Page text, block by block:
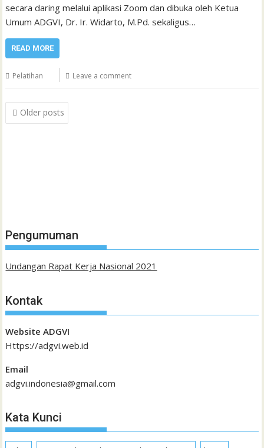
secara daring melalui aplikasi Zoom dan dibuka oleh Ketua
Umum ADGVI, Dr. Ir. Widarto, M.Pd. sekaligus…
READ MORE
Pelatihan Leave a comment
Posts
navigation
Older posts
Pengumuman
Undangan Rapat Kerja Nasional 2021
Kontak
Website ADGVI
Https://adgvi.web.id
Email
adgvi.indonesia@gmail.com
Kata Kunci